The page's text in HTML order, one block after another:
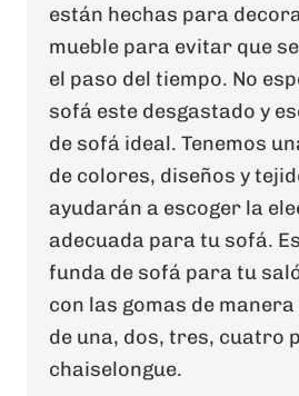
están hechas para
mueble para evitar que
el paso del tiempo. No
sofá este desgastado y
de sofá ideal. Tenemos
de colores, diseños y
ayudarán a escoger la
adecuada para tu sofá.
funda de sofá para tu
con las gomas de
de una, dos, tres, cuatro
chaiselongue.